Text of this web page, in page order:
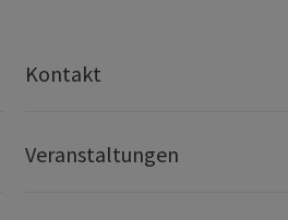
Kontakt
Veranstaltungen